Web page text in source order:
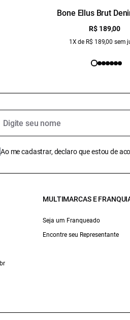
Bone Ellus Brut
R$ 189,00
1X de R$ 189,00 sem
Ao me cadastrar, declaro que estou de
MULTIMARCAS E
Seja um Franqueado
Encontre seu Representante